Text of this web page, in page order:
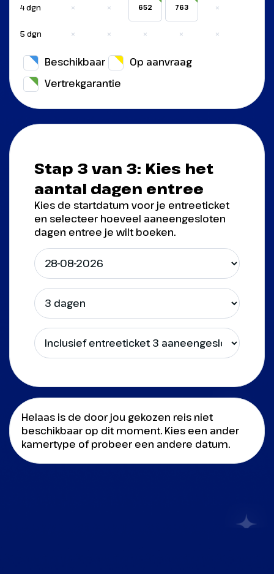
4 dgn × × 652 763 ×
5 dgn × × × × ×
Beschikbaar
Op aanvraag
Vertrekgarantie
Stap 3 van 3: Kies het
aantal dagen entree
Kies de startdatum voor je entreeticket
en selecteer hoeveel aaneengesloten
dagen entree je wilt boeken.
Helaas is de door jou gekozen reis niet
beschikbaar op dit moment. Kies een ander
kamertype of probeer een andere datum.